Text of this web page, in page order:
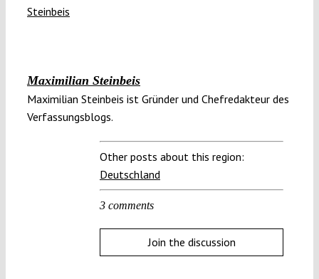
Maximilian Steinbeis
Maximilian Steinbeis ist Gründer und Chefredakteur des
Verfassungsblogs.
Other posts about this region:
Deutschland
3 comments
Join the discussion